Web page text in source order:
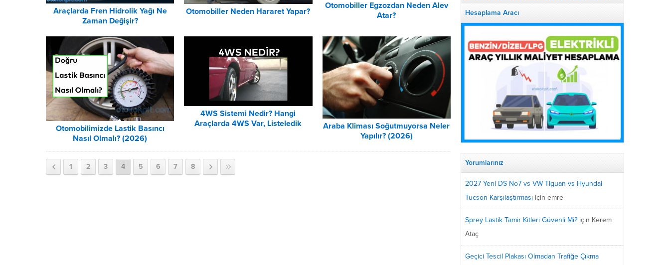
Araçlarda Fren Hidrolik Yağı Ne
Zaman Değişir?
Otomobiller Neden Hararet Yapar?
Otomobiller Egzozdan Neden Alev
Atar?
Otomobilimizde Lastik Basıncı
Nasıl Olmalı? (2026)
4WS Sistemi Nedir? Hangi
Araçlarda 4WS Var, Listeledik
Araba Kliması Soğutmuyorsa Neler
Yapılır? (2026)
1 2 3 4 5 6 7 8
Hesaplama Aracı
Yorumlarınız
2027 Yeni DS No7 vs VW Tiguan vs Hyundai
Tucson Karşılaştırması için emre
Sprey Lastik Tamir Kitleri Güvenli Mi? için Kerem
Ataç
Geçici Tescil Plakası Olmadan Trafiğe Çıkma